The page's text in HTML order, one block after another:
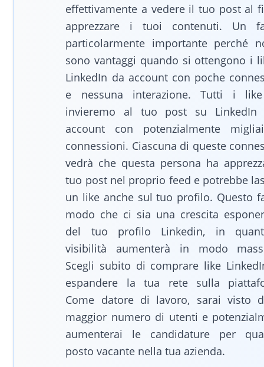
effettivamente a vedere il tuo post al
apprezzare i tuoi contenuti. Un
particolarmente importante perché
sono vantaggi quando si ottengono i
LinkedIn da account con poche
e nessuna interazione. Tutti i
invieremo al tuo post su LinkedIn
account con potenzialmente
connessioni. Ciascuna di queste
vedrà che questa persona ha
tuo post nel proprio feed e potrebbe
un like anche sul tuo profilo. Questo
modo che ci sia una crescita
del tuo profilo Linkedin, in
visibilità aumenterà in modo
Scegli subito di comprare like
espandere la tua rete sulla
Come datore di lavoro, sarai visto
maggior numero di utenti e
aumenterai le candidature per
posto vacante nella tua azienda.